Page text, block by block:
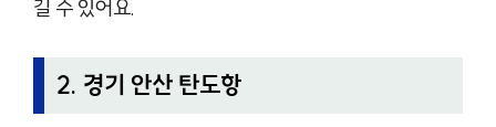
길 수 있어요.
2. 경기 안산 탄도항